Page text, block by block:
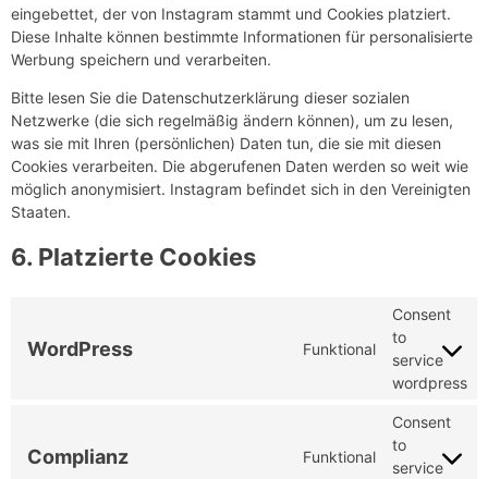
eingebettet, der von Instagram stammt und Cookies platziert.
Diese Inhalte können bestimmte Informationen für personalisierte
Werbung speichern und verarbeiten.
Bitte lesen Sie die Datenschutzerklärung dieser sozialen
Netzwerke (die sich regelmäßig ändern können), um zu lesen,
was sie mit Ihren (persönlichen) Daten tun, die sie mit diesen
Cookies verarbeiten. Die abgerufenen Daten werden so weit wie
möglich anonymisiert. Instagram befindet sich in den Vereinigten
Staaten.
6. Platzierte Cookies
WordPress Funktional
Consent
to
service
wordpress
Complianz Funktional
Consent
to
service